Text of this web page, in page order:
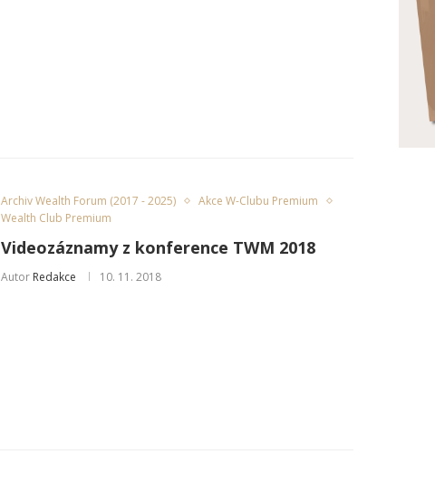
Archiv Wealth Forum (2017 - 2025)
Akce W-Clubu Premium
Wealth Club Premium
Videozáznamy z konference TWM 2018
Autor Redakce 10. 11. 2018